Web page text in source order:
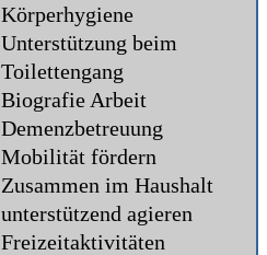
Körperhygiene
Unterstützung beim
Toilettengang
Biografie Arbeit
Demenzbetreuung
Mobilität fördern
Zusammen im Haushalt
unterstützend agieren
Freizeitaktivitäten